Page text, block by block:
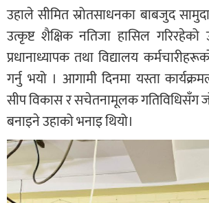
उहाले सीमित स्रोतसाधनका बाबजुद
उत्कृष्ट शैक्षिक नतिजा हासिल
प्रधानाध्यापक तथा विद्यालय
गर्नु भयो । आगामी दिनमा यस्ता
सीप विकास र सचेतनामूलक गतिविधिसँग
बनाइने उहाको भनाइ थियो।